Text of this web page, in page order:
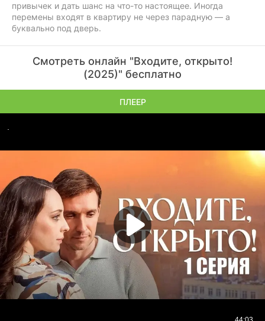
привычек и дать шанс на что-то настоящее. Иногда
перемены входят в квартиру не через парадную — а
буквально под дверь.
Смотреть онлайн "Входите, открыто!
(2025)" бесплатно
ПЛЕЕР